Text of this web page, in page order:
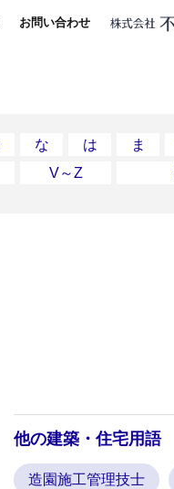
お問い合わせ
な は ま
V～Z
他の建築・住宅用語
造園施工管理技士